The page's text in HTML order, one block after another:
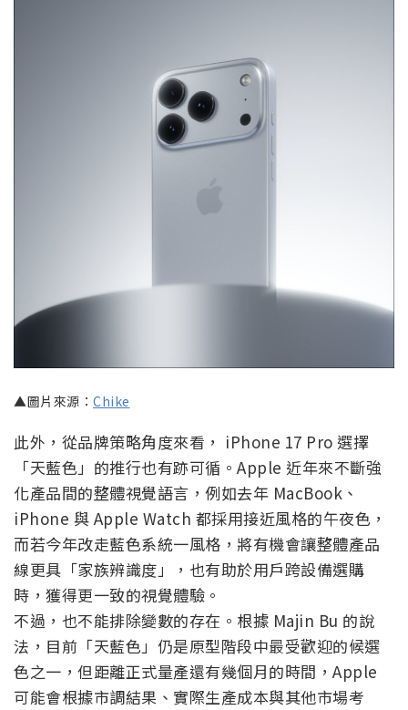
▲圖片來源： Chike
此外，從品牌策略角度來看， iPhone 17 Pro 選擇
「天藍色」的推行也有跡可循。Apple 近年來不斷強
化產品間的整體視覺語言，例如去年 MacBook、
iPhone 與 Apple Watch 都採用接近風格的午夜色，
而若今年改走藍色系統一風格，將有機會讓整體產品
線更具「家族辨識度」，也有助於用戶跨設備選購
時，獲得更一致的視覺體驗。
不過，也不能排除變數的存在。根據 Majin Bu 的說
法，目前「天藍色」仍是原型階段中最受歡迎的候選
色之一，但距離正式量產還有幾個月的時間，Apple
可能會根據市調結果、實際生產成本與其他市場考